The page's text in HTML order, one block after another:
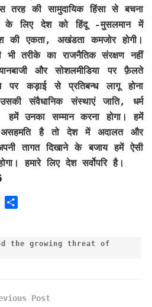
तरह की सामुदायिक हिंसा से बचना
के लिए देश को हिंदू -मुसलमान में
की एकता, अखंडता कमजोर होगी।
भी तरीके का राजनैतिक संरक्षण नहीं
और सोशलमीडिया पर फ़ैलते
कड़ाई से प्रतिबन्ध लागू होना
संवैधानिक संस्थाएं जाति, धर्म
हमें उनका सम्मान करना होगा। हमें
है तो देश में अदालत और
तागत दिखाने के बजाय हमें ऐसी
हमारे लिए देश सर्वोपरि है।
n
r
the growing threat of
Post